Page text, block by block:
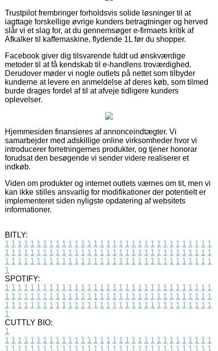
Trustpilot frembringer forholdsvis solide løsninger til at
iagttage forskellige øvrige kunders betragtninger og herved
slår vi et slag for, at du gennemsøger e-firmaets kritik af
Afkalker til kaffemaskine, flydende 1L før du shopper.
Facebook giver dig tilsvarende fuldt ud ønskværdige
metoder til at få kendskab til e-handlens troværdighed.
Derudover møder vi nogle outlets på nettet som tilbyder
kunderne at levere en anmeldelse af deres køb, som tilmed
burde drages fordel af til at afveje tidligere kunders
oplevelser.
Hjemmesiden finansieres af annonceindtægter. Vi
samarbejder med adskillige online virksomheder hvor vi
introducerer forretningernes produkter, og tjener honorar
forudsat den besøgende vi sender videre realiserer et
indkøb.
Viden om produkter og internet outlets værnes om tit, men vi
kan ikke stilles ansvarlig for modifikationer der potentielt er
implementeret siden nyligste opdatering af websitets
informationer.
BITLY:
1 1 1 1 1 1 1 1 1 1 1 1 1 1 1 1 1 1 1 1 1 1 1 1 1 1 1 1 1 1 1 1 1
1 1 1 1 1 1 1 1 1 1 1 1 1 1 1 1 1 1 1 1 1 1 1 1 1 1 1 1 1 1 1 1 1
1 1 1 1 1 1 1 1 1 1 1 1 1 1 1 1 1 1 1 1 1 1 1 1 1 1 1 1 1 1 1 1 1
1
SPOTIFY:
1 1 1 1 1 1 1 1 1 1 1 1 1 1 1 1 1 1 1 1 1 1 1 1 1 1 1 1 1 1 1 1 1
1 1 1 1 1 1 1 1 1 1 1 1 1 1 1 1 1 1 1 1 1 1 1 1 1 1 1 1 1 1 1 1 1
1 1 1 1 1 1 1 1 1 1 1 1 1 1 1 1 1 1 1 1 1 1 1 1 1 1 1 1 1 1 1 1 1
1
CUTTLY BIO:
1
1 1 1 1 1 1 1 1 1 1 1 1 1 1 1 1 1 1 1 1 1 1 1 1 1 1 1 1 1 1 1 1 1
1 1 1 1 1 1 1 1 1 1 1 1 1 1 1 1 1 1 1 1 1 1 1 1 1 1 1 1 1 1 1 1 1